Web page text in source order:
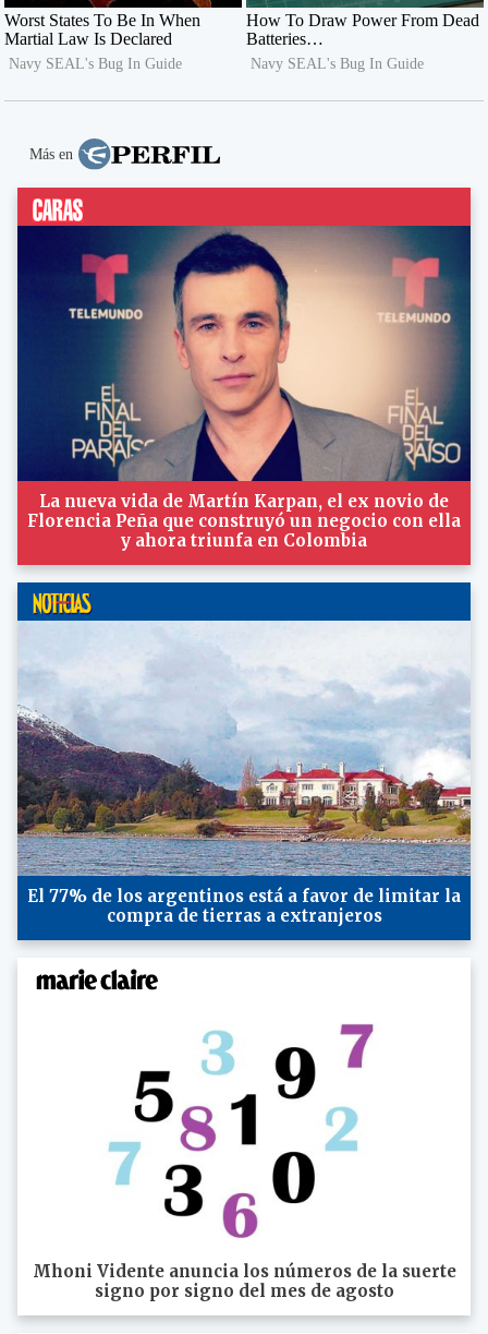
Más en
La nueva vida de Martín Karpan, el ex novio de
Florencia Peña que construyó un negocio con ella
y ahora triunfa en Colombia
El 77% de los argentinos está a favor de limitar la
compra de tierras a extranjeros
Mhoni Vidente anuncia los números de la suerte
signo por signo del mes de agosto